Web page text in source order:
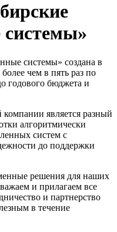
системы» создана в
чем в пять раз по
годового бюджета и
является разный
алгоритмически
систем с
до поддержки
решения для наших
и прилагаем все
и партнерство
в течение